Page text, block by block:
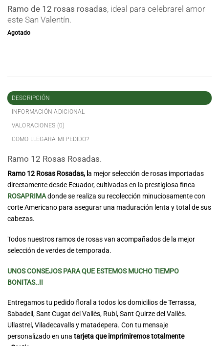
Ramo de 12 rosas rosadas, ideal para celebrarel amor
este San Valentín.
Agotado
DESCRIPCIÓN
INFORMACIÓN ADICIONAL
VALORACIONES (0)
COMO LLEGARA MI PEDIDO?
Ramo 12 Rosas Rosadas.
Ramo 12 Rosas Rosadas, l a mejor selección de rosas importadas
directamente desde Ecuador, cultivadas en la prestigiosa finca
ROSAPRIMAdonde se realiza su recolección minuciosamente con
corte Americano para asegurar una maduración lenta y total de sus
cabezas.
Todos nuestros ramos de rosas van acompañados de la mejor
selección de verdes de temporada.
UNOS CONSEJOS PARA QUE ESTEMOS MUCHO TIEMPO
BONITAS..!!
Entregamos tu pedido floral a todos los domicilios de Terrassa,
Sabadell, Sant Cugat del Vallès, Rubí, Sant Quirze del Vallès.
Ullastrel, Viladecavalls y matadepera. Con tu mensaje
personalizado en una tarjeta que imprimiremos totalmente